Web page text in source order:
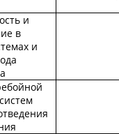
и
в
и